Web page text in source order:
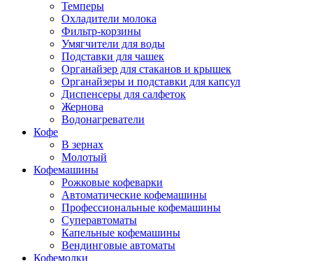
Темперы
Охладители молока
Фильтр-корзины
Умягчители для воды
Подставки для чашек
Органайзер для стаканов и крышек
Органайзеры и подставки для капсул
Диспенсеры для салфеток
Жернова
Водонагреватели
Кофе
В зернах
Молотый
Кофемашины
Рожковые кофеварки
Автоматические кофемашины
Профессиональные кофемашины
Суперавтоматы
Капельные кофемашины
Вендинговые автоматы
Кофемолки